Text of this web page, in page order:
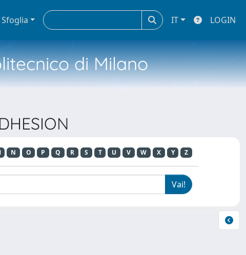
Sfoglia IT LOGIN
di Milano
N O P Q R S T U V W X Y Z